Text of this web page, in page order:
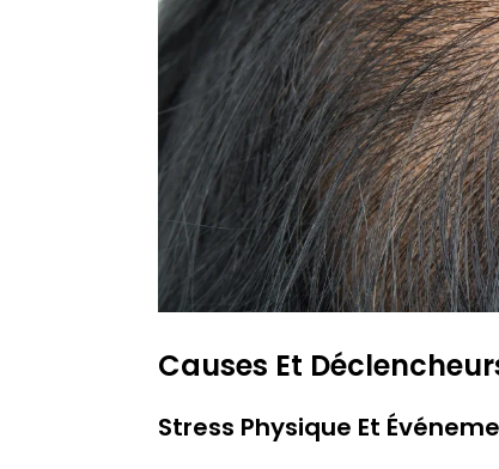
Causes Et
Stress Physique Et